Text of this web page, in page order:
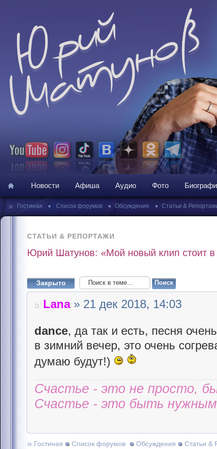
Новости Афиша Аудио Фото
» Гостиная • Список форумов • Обсуждения • Статьи &
СТАТЬИ & РЕПОРТАЖИ
Юрий Шатунов: «Мой новый клип стоит
Закрыто
Lana» 21 дек 2018, 14:03
dance, да так и есть, песня
в зимний вечер, это очень
думаю будут!)
Счастье - это не просто,
Счастье - это быть
» Гостиная Список форумов Обсуждения Статьи &